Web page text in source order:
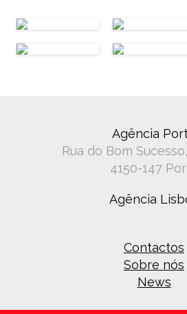
Agência
Rua do Bom
4150-147
Agência
Contactos
Sobre nós
News